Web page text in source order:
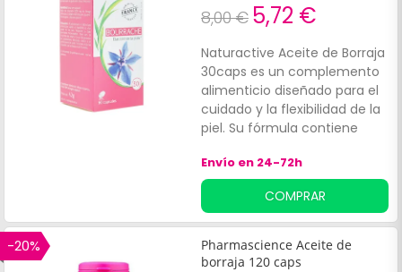
elástica. La vitamina E, un
antioxidante, ayuda a
proteger la piel contra los
efectos de los radicales
libres.
8,00 € 5,72 €
Naturactive Aceite de Borraja
30caps es un complemento
alimenticio diseñado para el
cuidado y la flexibilidad de la
piel. Su fórmula contiene
en ácidos grasos esenciales,
lo que lo convierte en una
opción ideal para quienes
desean mantener la
elasticidad cutánea y
promover el bienestar
Envío en 24-72h
COMPRAR
-20%
Pharmascience Aceite de
borraja 120 caps